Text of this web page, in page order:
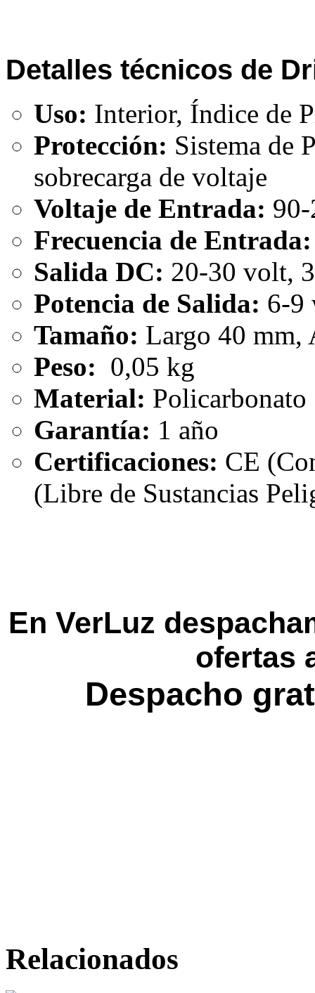
Detalles técnicos de
Uso: Interior, Índice de
Protección: Sistema de
sobrecarga de voltaje
Voltaje de Entrada:
Frecuencia de Entrada:
Salida DC: 20-30 volt,
Potencia de Salida: 6-9
Tamaño: Largo 40
Peso: 0,05 kg
Material: Policarbonato
Garantía: 1 año
Certificaciones: CE
(Libre de Sustancias
En VerLuz
ofertas
Despacho
Relacionados